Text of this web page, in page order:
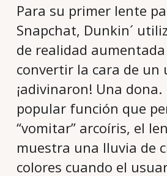
Para su primer lente
Snapchat, Dunkin´
de realidad
convertir la cara de un
¡adivinaron! Una
popular función que
“vomitar” arcoíris, el
muestra una lluvia de
colores cuando el